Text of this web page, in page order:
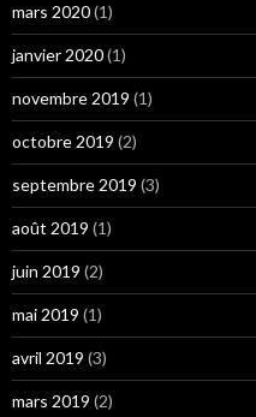
mars 2020(1)
janvier 2020(1)
novembre 2019 (1)
octobre 2019 (2)
septembre 2019 (3)
août 2019 (1)
juin 2019 (2)
mai 2019 (1)
avril 2019 (3)
mars 2019 (2)